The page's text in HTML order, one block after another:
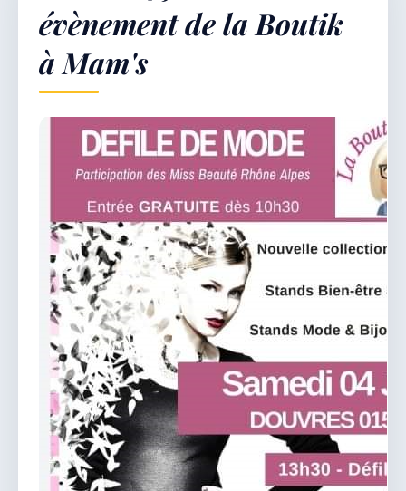
Démarches & Vie pratique
Vie locale & Associations
Découvrir la commune
SAMEDI 8 AOÛT 2026
Secrétariat ouvert
Lundi, mardi, jeudi, vendredi de 8h30 à 12h et
après-midi sur rendez-vous. Samedi sur rendez-
vous.
04 74 38 22 78
mairie@douvres.fr
140 Place de la Babillière, 01500 Douvres
évènement de la Boutik
à Mam's